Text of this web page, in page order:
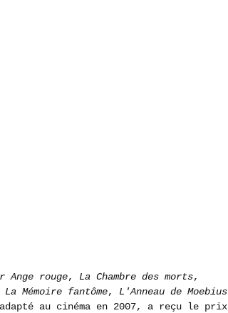
Ange rouge, La Chambre des morts,
La Mémoire fantôme, L'Anneau de Moebius
au cinéma en 2007, a reçu le prix